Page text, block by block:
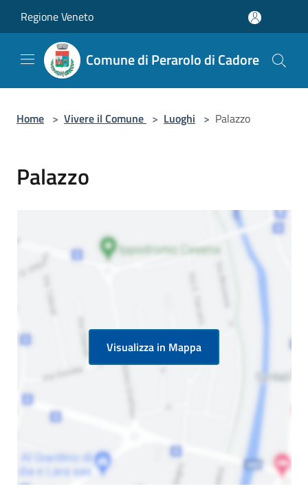
Regione Veneto
Comune di Perarolo di Cadore
Home > Vivere il Comune > Luoghi > Palazzo
Palazzo
Visualizza in Mappa